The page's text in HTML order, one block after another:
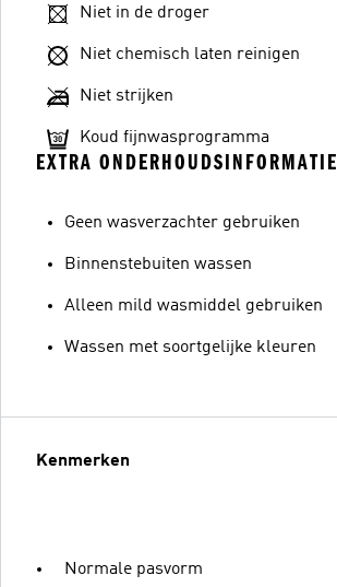
Niet in de droger
Niet chemisch laten reinigen
Niet strijken
Koud fijnwasprogramma
EXTRA ONDERHOUDSINFORMATIE
Geen wasverzachter gebruiken
Binnenstebuiten wassen
Alleen mild wasmiddel gebruiken
Wassen met soortgelijke kleuren
Kenmerken
Normale pasvorm